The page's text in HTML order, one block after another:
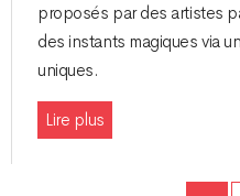
proposés par des artistes
des instants magiques via
uniques.
Lire plus